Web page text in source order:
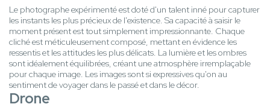
Le photographe expérimenté est doté d'un talent inné pour capturer
les instants les plus précieux de l'existence. Sa capacité à saisir le
moment présent est tout simplement impressionnante. Chaque
cliché est méticuleusement composé, mettant en évidence les
ressentis et les attitudes les plus délicats. La lumière et les ombres
sont idéalement équilibrées, créant une atmosphère irremplaçable
pour chaque image. Les images sont si expressives qu'on au
sentiment de voyager dans le passé et dans le décor.
Drone